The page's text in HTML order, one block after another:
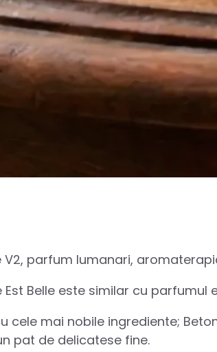
V2, parfum lumanari,
Est Belle este similar cu
cele mai nobile ingrediente;
pat de delicatese fine.